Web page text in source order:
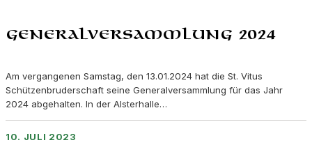
Generalversammlung 2024
Am vergangenen Samstag, den 13.01.2024 hat die St. Vitus
Schützenbruderschaft seine Generalversammlung für das Jahr
2024 abgehalten. In der Alsterhalle…
10. JULI 2023